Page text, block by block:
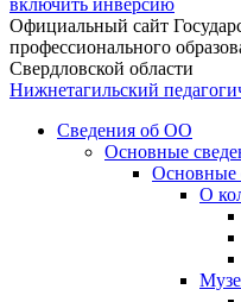
включить инверсию
Официальный сайт
профессионального
Свердловской области
Нижнетагильский
Сведения об ОО
Основные
Основные
О